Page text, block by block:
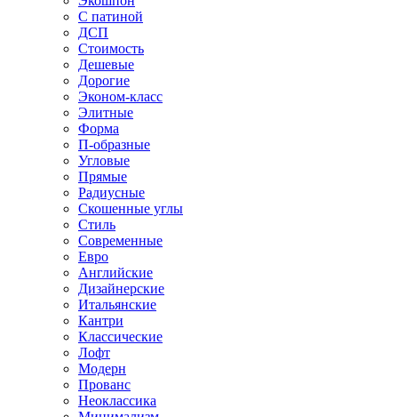
С патиной
ДСП
Стоимость
Дешевые
Дорогие
Эконом-класс
Элитные
Форма
П-образные
Угловые
Прямые
Радиусные
Скошенные углы
Стиль
Современные
Евро
Английские
Дизайнерские
Итальянские
Кантри
Классические
Лофт
Модерн
Прованс
Неоклассика